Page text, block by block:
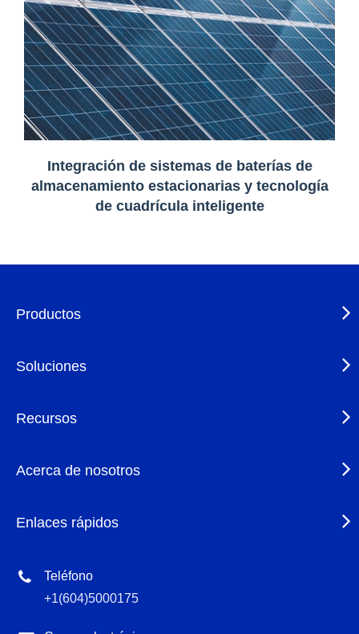
Integración de sistemas de baterías de
almacenamiento estacionarias y tecnología
de cuadrícula inteligente
Productos
Soluciones
Recursos
Acerca de nosotros
Enlaces rápidos
Teléfono
+1(604)5000175